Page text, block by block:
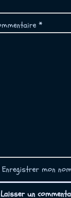
*
Enregistrer mon